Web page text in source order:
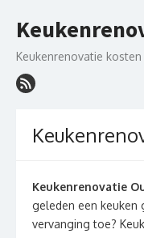
naar
inhoud
Keukenrenovatie
Keukenrenovatie
geleden een keuken
vervanging toe?